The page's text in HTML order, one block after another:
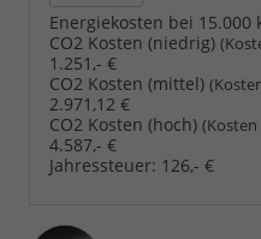
Energiekosten bei 15.000
CO2 Kosten (niedrig)
1.251,- €
CO2 Kosten (mittel)
2.971,12 €
CO2 Kosten (hoch) (Kosten
4.587,- €
Jahressteuer: 126,- €